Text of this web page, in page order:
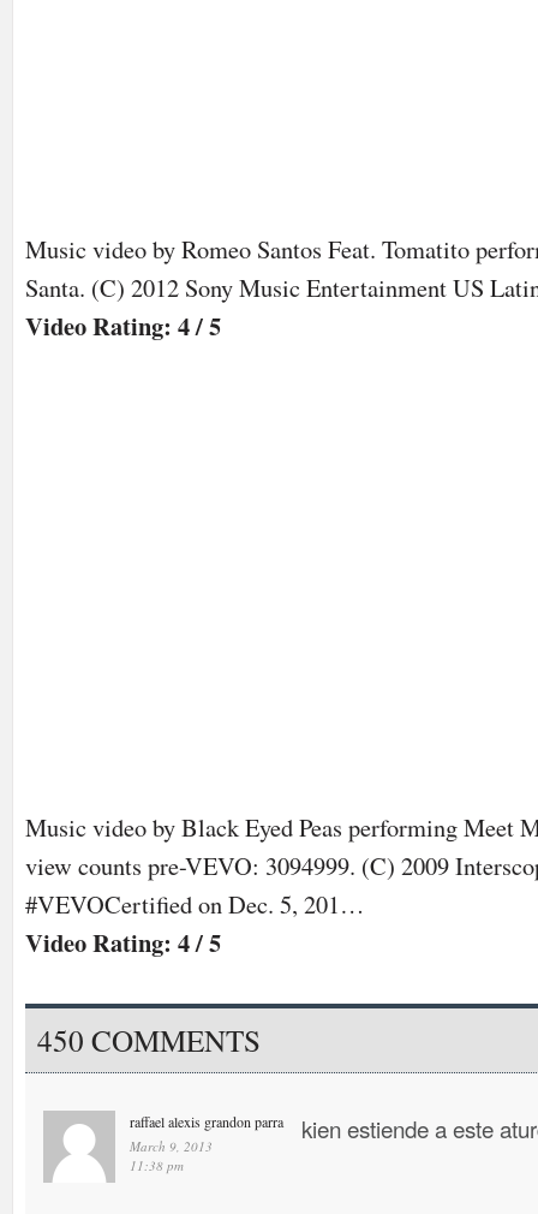
Music video by Romeo Santos Feat. Tomatito
Santa. (C) 2012 Sony Music Entertainment US
Video Rating: 4 / 5
Music video by Black Eyed Peas performing Meet
view counts pre-VEVO: 3094999. (C) 2009
#VEVOCertified on Dec. 5, 201…
Video Rating: 4 / 5
450 COMMENTS
raffael alexis grandon parra
March 9, 2013
11:38 pm
kien estiende a este